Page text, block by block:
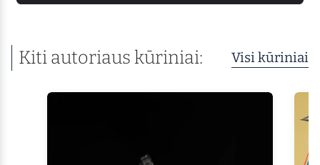
Kiti autoriaus kūriniai: Visi kūriniai